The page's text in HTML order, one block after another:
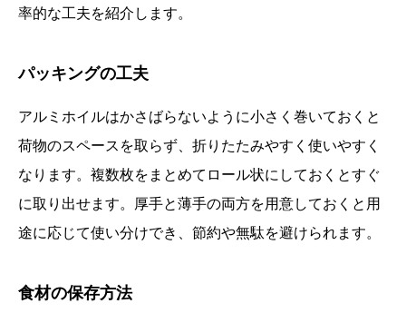
率的な工夫を紹介します。
パッキングの工夫
アルミホイルはかさばらないように小さく巻いておくと
荷物のスペースを取らず、折りたたみやすく使いやすく
なります。複数枚をまとめてロール状にしておくとすぐ
に取り出せます。厚手と薄手の両方を用意しておくと用
途に応じて使い分けでき、節約や無駄を避けられます。
食材の保存方法